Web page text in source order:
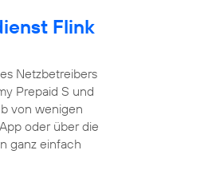
Flink
Netzbetreibers
Prepaid S und
von wenigen
oder über die
ganz einfach